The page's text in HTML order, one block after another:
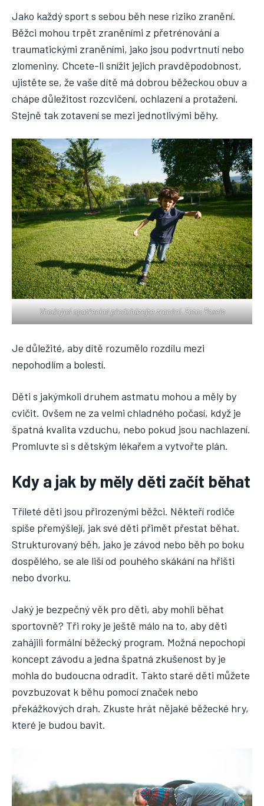
Jako každý sport s sebou běh nese riziko zranění.
Běžci mohou trpět zraněními z přetrénování a
traumatickými zraněními, jako jsou podvrtnutí nebo
zlomeniny. Chcete-li snížit jejich pravděpodobnost,
ujistěte se, že vaše dítě má dobrou běžeckou obuv a
chápe důležitost rozcvičení, ochlazení a protažení.
Stejně tak zotavení se mezi jednotlivými běhy.
Vhodnými opatřeními předcházejte zranění. Foto: Pexels
Je důležité, aby dítě rozumělo rozdílu mezi
nepohodlím a bolestí.
Děti s jakýmkoli druhem astmatu mohou a měly by
cvičit. Ovšem ne za velmi chladného počasí, když je
špatná kvalita vzduchu, nebo pokud jsou nachlazení.
Promluvte si s dětským lékařem a vytvořte plán.
Kdy a jak by měly děti začít běhat
Tříleté děti jsou přirozenými běžci. Někteří rodiče
spíše přemýšlejí, jak své děti přimět přestat běhat.
Strukturovaný běh, jako je závod nebo běh po boku
dospělého, se ale liší od pouhého skákání na hřišti
nebo dvorku.
Jaký je bezpečný věk pro děti, aby mohli běhat
sportovně? Tři roky je ještě málo na to, aby děti
zahájili formální běžecký program. Možná nepochopí
koncept závodu a jedna špatná zkušenost by je
mohla do budoucna odradit. Takto staré děti můžete
povzbuzovat k běhu pomocí značek nebo
překážkových drah. Zkuste hrát nějaké běžecké hry,
které je budou bavit.